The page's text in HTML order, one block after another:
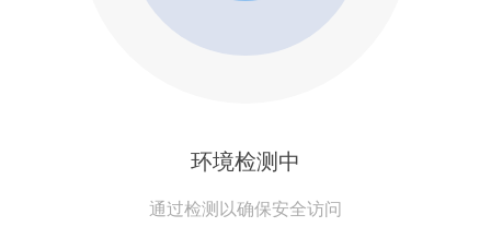
环境检测中
通过检测以确保安全访问